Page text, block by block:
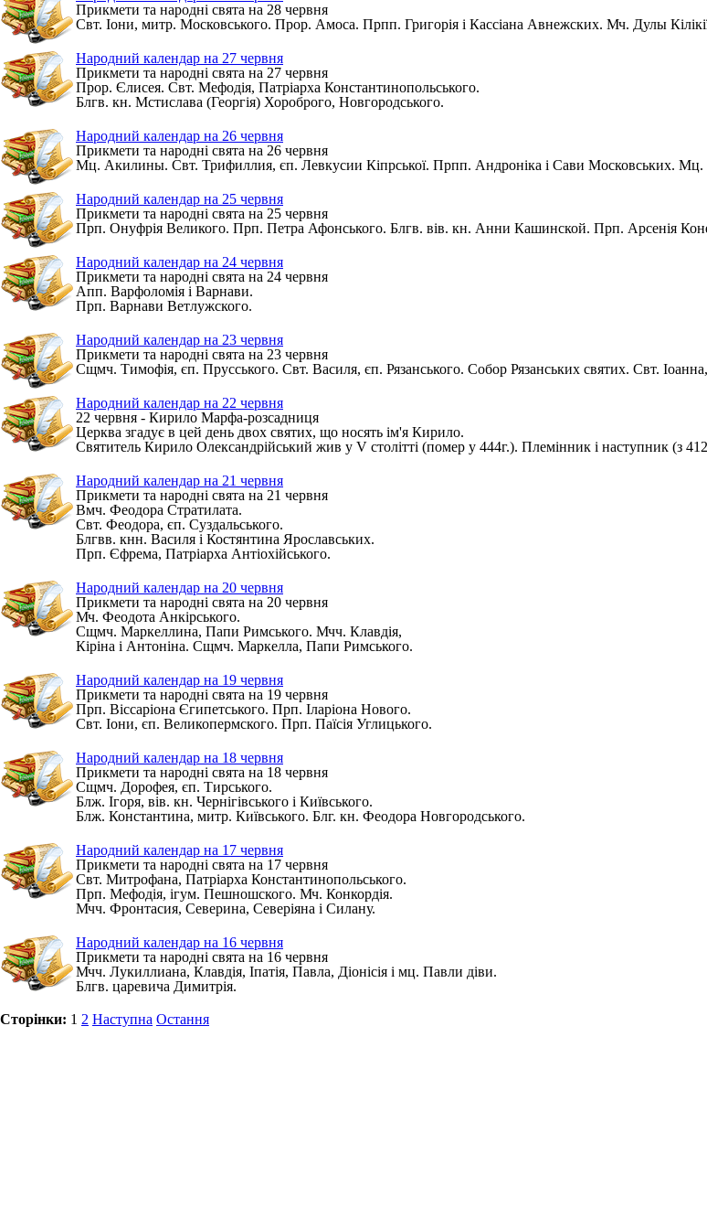
Прикмети та народні свята на 28 червня
Свт. Іони, митр. Московського. Прор. Амоса. Прпп. Григорія і Кассіана Авнежских. Мч. Дулы
Народний календар на 27 червня
Прикмети та народні свята на 27 червня
Прор. Єлисея. Свт. Мефодія, Патріарха Константинопольського.
Блгв. кн. Мстислава (Георгія) Хороброго, Новгородського.
Народний календар на 26 червня
Прикмети та народні свята на 26 червня
Мц. Акилины. Свт. Трифиллия, єп. Левкусии Кіпрської. Прпп. Андроніка і Сави Московських. Мц.
Народний календар на 25 червня
Прикмети та народні свята на 25 червня
Прп. Онуфрія Великого. Прп. Петра Афонського. Блгв. вів. кн. Анни Кашинской. Прп. Арсенія
Народний календар на 24 червня
Прикмети та народні свята на 24 червня
Апп. Варфоломія і Варнави.
Прп. Варнави Ветлужского.
Народний календар на 23 червня
Прикмети та народні свята на 23 червня
Сщмч. Тимофія, єп. Прусського. Свт. Василя, єп. Рязанського. Собор Рязанських святих. Свт.
Народний календар на 22 червня
22 червня - Кирило Марфа-розсадниця
Церква згадує в цей день двох святих, що носять ім'я Кирило.
Святитель Кирило Олександрійський жив у V столітті (помер у 444г.). Племінник і наступник (з
Народний календар на 21 червня
Прикмети та народні свята на 21 червня
Вмч. Феодора Стратилата.
Свт. Феодора, єп. Суздальського.
Блгвв. кнн. Василя і Костянтина Ярославських.
Прп. Єфрема, Патріарха Антіохійського.
Народний календар на 20 червня
Прикмети та народні свята на 20 червня
Мч. Феодота Анкірського.
Сщмч. Маркеллина, Папи Римського. Мчч. Клавдія,
Кіріна і Антоніна. Сщмч. Маркелла, Папи Римського.
Народний календар на 19 червня
Прикмети та народні свята на 19 червня
Прп. Віссаріона Єгипетського. Прп. Іларіона Нового.
Свт. Іони, єп. Великопермского. Прп. Паїсія Углицького.
Народний календар на 18 червня
Прикмети та народні свята на 18 червня
Сщмч. Дорофея, єп. Тирського.
Блж. Ігоря, вів. кн. Чернігівського і Київського.
Блж. Константина, митр. Київського. Блг. кн. Феодора Новгородського.
Народний календар на 17 червня
Прикмети та народні свята на 17 червня
Свт. Митрофана, Патріарха Константинопольського.
Прп. Мефодія, ігум. Пешношского. Мч. Конкордія.
Мчч. Фронтасия, Северина, Северіяна і Силану.
Народний календар на 16 червня
Прикмети та народні свята на 16 червня
Мчч. Лукиллиана, Клавдія, Іпатія, Павла, Діонісія і мц. Павли діви.
Блгв. царевича Димитрія.
Сторінки: 1 2 Наступна Остання